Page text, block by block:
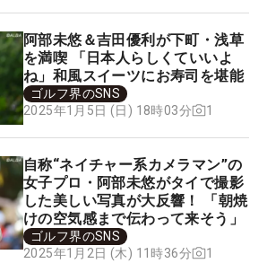
阿部未悠＆吉田優利が下町・浅草
を満喫 「日本人らしくていいよ
ね」和風スイーツにお寿司を堪能
ゴルフ界のSNS
2025年1月5日 (日) 18時03分
1
自称“ネイチャー系カメラマン”の
女子プロ・阿部未悠がタイで撮影
した美しい写真が大反響！ 「朝焼
けの空気感まで伝わって来そう」
ゴルフ界のSNS
2025年1月2日 (木) 11時36分
1